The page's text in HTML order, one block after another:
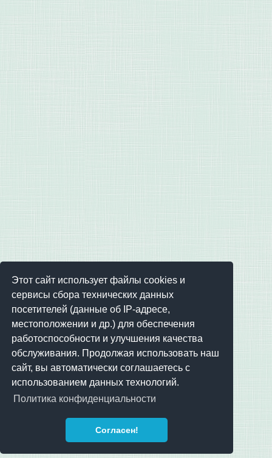
Этот сайт использует файлы cookies и
сервисы сбора технических данных
посетителей (данные об IP-адресе,
местоположении и др.) для обеспечения
работоспособности и улучшения качества
обслуживания. Продолжая использовать наш
сайт, вы автоматически соглашаетесь с
использованием данных технологий.
Политика конфиденциальности
Согласен!